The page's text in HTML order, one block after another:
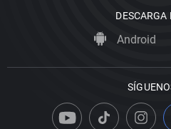
DESCARGA
Android